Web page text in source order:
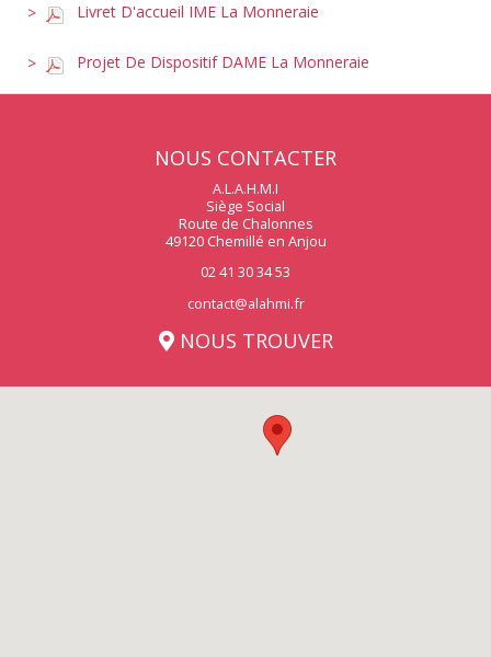
Livret D'accueil IME La Monneraie
Projet De Dispositif DAME La Monneraie
NOUS CONTACTER
A.L.A.H.M.I
Siège Social
Route de Chalonnes
49120 Chemillé en Anjou
02 41 30 34 53
contact@alahmi.fr
NOUS TROUVER